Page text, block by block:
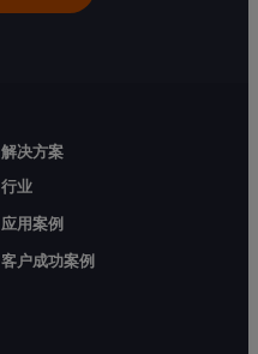
解决方案
行业
应用案例
客户成功案例